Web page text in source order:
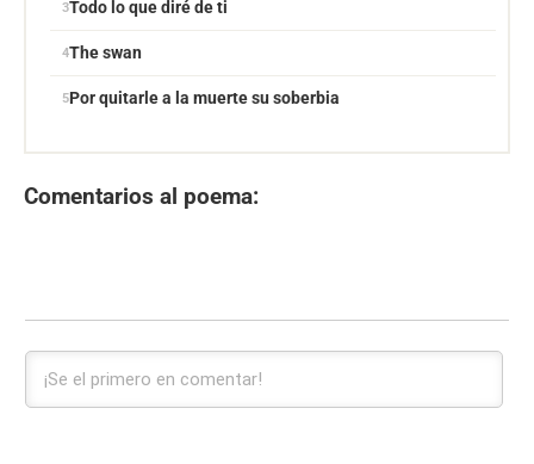
Todo lo que diré de ti
The swan
Por quitarle a la muerte su soberbia
Comentarios al poema: